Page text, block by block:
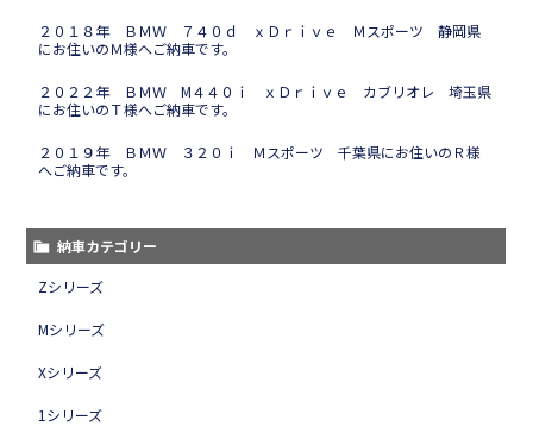
２０１８年 ＢＭＷ ７４０ｄ ｘＤｒｉｖｅ Ｍスポーツ 静岡県
にお住いのＭ様へご納車です。
２０２２年 ＢＭＷ M４４０ｉ ｘＤｒｉｖｅ カブリオレ 埼玉県
にお住いのＴ様へご納車です。
２０１９年 ＢＭＷ ３２０ｉ Ｍスポーツ 千葉県にお住いのＲ様
へご納車です。
納車カテゴリー
Zシリーズ
Mシリーズ
Xシリーズ
1シリーズ